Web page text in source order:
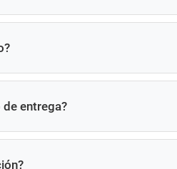
y bueno para todos
de detalles, como el
entrega?